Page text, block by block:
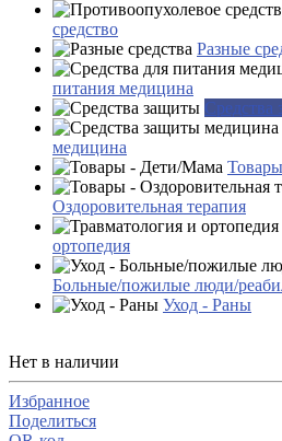
средство
Разные
питания медицина
Средства
медицина
Оздоровительная терапия
ортопедия
Больные/пожилые люди/
Уход - Раны
Нет в наличии
Избранное
Поделиться